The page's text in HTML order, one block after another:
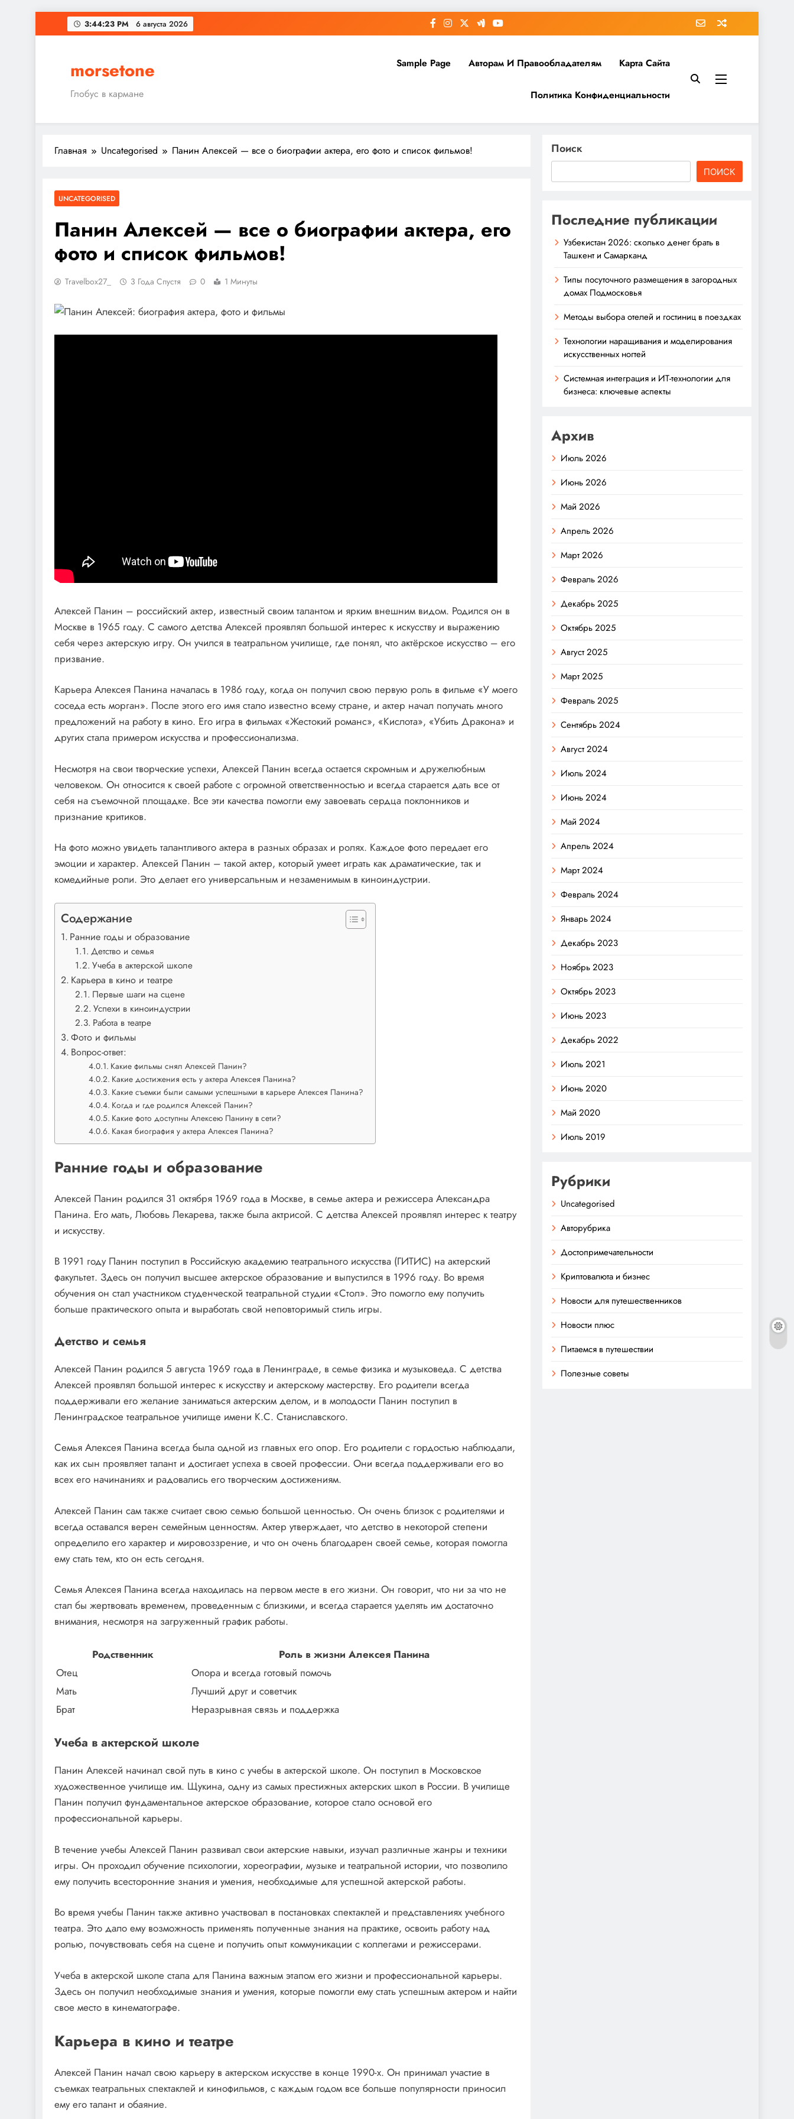
Перейти
к
3:44:23 PM 6 августа 2026
morsetone
Глобус в кармане
Sample Page Авторам И Правообладателям Карта Сайта
Политика Конфиденциальности
Главная Uncategorised Панин Алексей — все о биографии актера, его фото и список фильмов!
UNCATEGORISED
Панин Алексей — все о биографии актера, его
фото и список фильмов!
Travelbox27_ 3 Года Спустя 0 1 Минуты
Алексей Панин – российский актер, известный своим талантом и ярким внешним видом. Родился он в
Москве в 1965 году. С самого детства Алексей проявлял большой интерес к искусству и выражению
себя через актерскую игру. Он учился в театральном училище, где понял, что актёрское искусство – его
призвание.
Карьера Алексея Панина началась в 1986 году, когда он получил свою первую роль в фильме «У моего
соседа есть морган». После этого его имя стало известно всему стране, и актер начал получать много
предложений на работу в кино. Его игра в фильмах «Жестокий романс», «Кислота», «Убить Дракона» и
других стала примером искусства и профессионализма.
Несмотря на свои творческие успехи, Алексей Панин всегда остается скромным и дружелюбным
человеком. Он относится к своей работе с огромной ответственностью и всегда старается дать все от
себя на съемочной площадке. Все эти качества помогли ему завоевать сердца поклонников и
признание критиков.
На фото можно увидеть талантливого актера в разных образах и ролях. Каждое фото передает его
эмоции и характер. Алексей Панин – такой актер, который умеет играть как драматические, так и
комедийные роли. Это делает его универсальным и незаменимым в киноиндустрии.
Содержание
Ранние годы и образование
Детство и семья
Учеба в актерской школе
Карьера в кино и театре
Первые шаги на сцене
Успехи в киноиндустрии
Работа в театре
Фото и фильмы
Вопрос-ответ:
Какие фильмы снял Алексей Панин?
Какие достижения есть у актера Алексея Панина?
Какие съемки были самыми успешными в карьере Алексея Панина?
Когда и где родился Алексей Панин?
Какие фото доступны Алексею Панину в сети?
Какая биография у актера Алексея Панина?
Ранние годы и образование
Алексей Панин родился 31 октября 1969 года в Москве, в семье актера и режиссера Александра
Панина. Его мать, Любовь Лекарева, также была актрисой. С детства Алексей проявлял интерес к театру
и искусству.
В 1991 году Панин поступил в Российскую академию театрального искусства (ГИТИС) на актерский
факультет. Здесь он получил высшее актерское образование и выпустился в 1996 году. Во время
обучения он стал участником студенческой театральной студии «Стол». Это помогло ему получить
больше практического опыта и выработать свой неповторимый стиль игры.
Детство и семья
Алексей Панин родился 5 августа 1969 года в Ленинграде, в семье физика и музыковеда. С детства
Алексей проявлял большой интерес к искусству и актерскому мастерству. Его родители всегда
поддерживали его желание заниматься актерским делом, и в молодости Панин поступил в
Ленинградское театральное училище имени К.С. Станиславского.
Семья Алексея Панина всегда была одной из главных его опор. Его родители с гордостью наблюдали,
как их сын проявляет талант и достигает успеха в своей профессии. Они всегда поддерживали его во
всех его начинаниях и радовались его творческим достижениям.
Алексей Панин сам также считает свою семью большой ценностью. Он очень близок с родителями и
всегда оставался верен семейным ценностям. Актер утверждает, что детство в некоторой степени
определило его характер и мировоззрение, и что он очень благодарен своей семье, которая помогла
ему стать тем, кто он есть сегодня.
Семья Алексея Панина всегда находилась на первом месте в его жизни. Он говорит, что ни за что не
стал бы жертвовать временем, проведенным с близкими, и всегда старается уделять им достаточно
внимания, несмотря на загруженный график работы.
Родственник
Роль в жизни Алексея Панина
Отец
Опора и всегда готовый помочь
Мать
Лучший друг и советчик
Брат
Неразрывная связь и поддержка
Учеба в актерской школе
Панин Алексей начинал свой путь в кино с учебы в актерской школе. Он поступил в Московское
художественное училище им. Щукина, одну из самых престижных актерских школ в России. В училище
Панин получил фундаментальное актерское образование, которое стало основой его
профессиональной карьеры.
В течение учебы Алексей Панин развивал свои актерские навыки, изучал различные жанры и техники
игры. Он проходил обучение психологии, хореографии, музыке и театральной истории, что позволило
ему получить всесторонние знания и умения, необходимые для успешной актерской работы.
Во время учебы Панин также активно участвовал в постановках спектаклей и представлениях учебного
театра. Это дало ему возможность применять полученные знания на практике, освоить работу над
ролью, почувствовать себя на сцене и получить опыт коммуникации с коллегами и режиссерами.
Учеба в актерской школе стала для Панина важным этапом его жизни и профессиональной карьеры.
Здесь он получил необходимые знания и умения, которые помогли ему стать успешным актером и найти
свое место в кинематографе.
Карьера в кино и театре
Алексей Панин начал свою карьеру в актерском искусстве в конце 1990-х. Он принимал участие в
съемках театральных спектаклей и кинофильмов, с каждым годом все больше популярности приносил
ему его талант и обаяние.
Поиск
ПОИСК
Последние публикации
Узбекистан 2026: сколько денег брать в
Ташкент и Самарканд
Типы посуточного размещения в загородных
домах Подмосковья
Методы выбора отелей и гостиниц в поездках
Технологии наращивания и моделирования
искусственных ногтей
Системная интеграция и ИТ-технологии для
бизнеса: ключевые аспекты
Архив
Июль 2026
Июнь 2026
Май 2026
Апрель 2026
Март 2026
Февраль 2026
Декабрь 2025
Октябрь 2025
Август 2025
Март 2025
Февраль 2025
Сентябрь 2024
Август 2024
Июль 2024
Июнь 2024
Май 2024
Апрель 2024
Март 2024
Февраль 2024
Январь 2024
Декабрь 2023
Ноябрь 2023
Октябрь 2023
Июнь 2023
Декабрь 2022
Июль 2021
Июнь 2020
Май 2020
Июль 2019
Рубрики
Uncategorised
Авторубрика
Достопримечательности
Криптовалюта и бизнес
Новости для путешественников
Новости плюс
Питаемся в путешествии
Полезные советы